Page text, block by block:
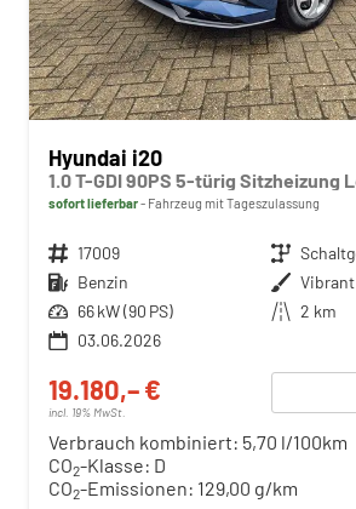
Hyundai i20
sofort lieferbar Fahrzeug mit Tageszulassung
Fahrzeugnr. 17009 Getriebe
Kraftstoff Benzin Außenfarbe
Leistung 66 kW (90 PS) Kilometerstand 2 km
03.06.2026
19.180,– €
incl. 19% MwSt.
Verbrauch kombiniert: 5,70 l/100km
CO2-Klasse: D
CO2-Emissionen: 129,00 g/km